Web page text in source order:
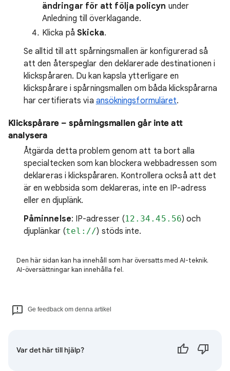
ändringar för att följa policyn under
Anledning till överklagande.
Klicka på Skicka.
Se alltid till att spårningsmallen är konfigurerad så
att den återspeglar den deklarerade destinationen i
klickspåraren. Du kan kapsla ytterligare en
klickspårare i spårningsmallen om båda klickspårarna
har certifierats via ansökningsformuläret.
Klickspårare – spårningsmallen går inte att
analysera
Åtgärda detta problem genom att ta bort alla
specialtecken som kan blockera webbadressen som
deklareras i klickspåraren. Kontrollera också att det
är en webbsida som deklareras, inte en IP-adress
eller en djuplänk.
Påminnelse: IP-adresser (12.34.45.56) och
djuplänkar (tel://) stöds inte.
Den här sidan kan ha innehåll som har översatts med AI-teknik.
AI-översättningar kan innehålla fel.
Ge feedback om denna artikel
Var det här till hjälp?